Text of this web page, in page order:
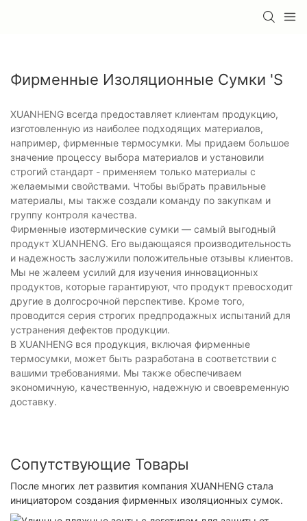
Фирменные Изоляционные Сумки 's
XUANHENG всегда предоставляет клиентам продукцию,
изготовленную из наиболее подходящих материалов,
например, фирменные термосумки. Мы придаем большое
значение процессу выбора материалов и установили
строгий стандарт - применяем только материалы с
желаемыми свойствами. Чтобы выбрать правильные
материалы, мы также создали команду по закупкам и
группу контроля качества.
Фирменные изотермические сумки — самый выгодный
продукт XUANHENG. Его выдающаяся производительность
и надежность заслужили положительные отзывы клиентов.
Мы не жалеем усилий для изучения инновационных
продуктов, которые гарантируют, что продукт превосходит
другие в долгосрочной перспективе. Кроме того,
проводится серия строгих предпродажных испытаний для
устранения дефектов продукции.
В XUANHENG вся продукция, включая фирменные
термосумки, может быть разработана в соответствии с
вашими требованиями. Мы также обеспечиваем
экономичную, качественную, надежную и своевременную
доставку.
Сопутствующие Товары
После многих лет развития компания XUANHENG стала
инициатором создания фирменных изоляционных сумок.